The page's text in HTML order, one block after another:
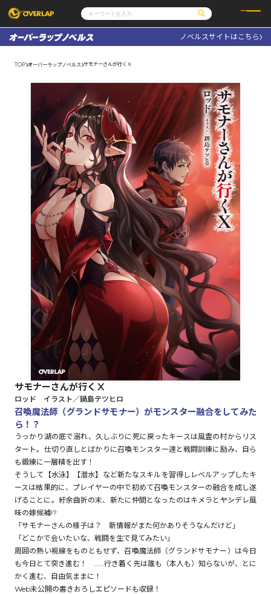
コミックガルド
コミッククリエ
その他
ポケットモンスター
アニメ
ゲーム
通販・NEWS
OVERLAP STORE
オーバーラップ広報室
会社概要
採用情報
アクセス
オーバーラップホールディングス
お問い合わせはこちら
オーバーラップ文庫
オーバーラップノベルス
オーバーラップノベルスf
ロサージュノベルス
コミックガルド
コミッククリエ
コミックパルフェ
ノベルスサイトはこちら
TOP オーバーラップノベルス サモナーさんが行くⅩ
サモナーさんが行くⅩ
ロッド イラスト／鍋島テツヒロ
召喚魔法師（グランドサモナー）がモンスター融合をしてみた
ら！？
うっかり湖の底で溺れ、久しぶりに死に戻ったキースは風霊の村からリス
タート。仕切り直しとばかりに召喚モンスター達と戦闘訓練に励み、自ら
も鍛練に一層精を出す！
そうして【水泳】【潜水】など新たなスキルを習得しレベルアップしたキ
ースは結果的に、プレイヤーの中で初めて召喚モンスターの融合を成し遂
げることに。紆余曲折の末、新たに仲間となったのはキメラと――ヤンデレ風
味の嫁候補!?
「サモナーさんの様子は？ 新情報がまた何かありそうなんだけど」
「どこかで会いたいな、戦闘を生で見てみたい」
周囲の熱い視線をものともせず、召喚魔法師（グランドサモナー）は今日
も今日とて突き進む！ ……行き着く先は誰も（本人も）知らないが、とに
かく進む、自由気ままに！
Web未公開の書きおろしエピソードも収録！